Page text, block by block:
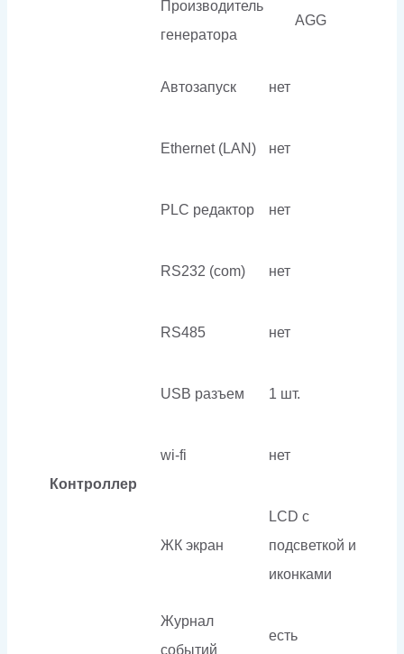
Производитель
генератора
AGG
Контроллер
Автозапуск нет
Ethernet (LAN) нет
PLC редактор нет
RS232 (com) нет
RS485 нет
USB разъем 1 шт.
wi-fi нет
ЖК экран
LCD с
подсветкой и
иконками
Журнал
событий
есть